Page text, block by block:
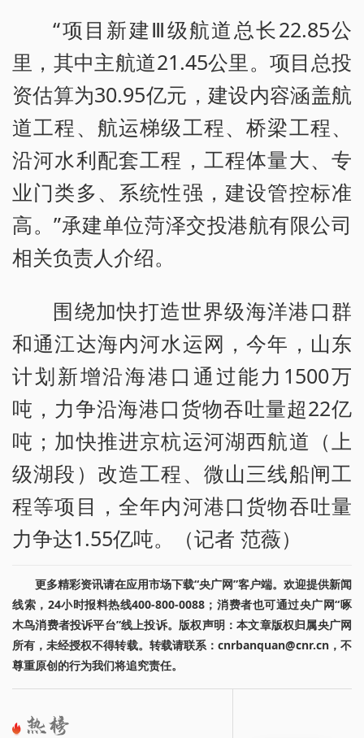
“项目新建Ⅲ级航道总长22.85公
里，其中主航道21.45公里。项目总投
资估算为30.95亿元，建设内容涵盖航
道工程、航运梯级工程、桥梁工程、
沿河水利配套工程，工程体量大、专
业门类多、系统性强，建设管控标准
高。”承建单位菏泽交投港航有限公司
相关负责人介绍。
围绕加快打造世界级海洋港口群
和通江达海内河水运网，今年，山东
计划新增沿海港口通过能力1500万
吨，力争沿海港口货物吞吐量超22亿
吨；加快推进京杭运河湖西航道（上
级湖段）改造工程、微山三线船闸工
程等项目，全年内河港口货物吞吐量
力争达1.55亿吨。（记者 范薇）
更多精彩资讯请在应用市场下载“央广网”客户端。欢迎提供新闻
线索，24小时报料热线400-800-0088；消费者也可通过央广网“啄
木鸟消费者投诉平台”线上投诉。版权声明：本文章版权归属央广网
所有，未经授权不得转载。转载请联系：cnrbanquan@cnr.cn，不
尊重原创的行为我们将追究责任。